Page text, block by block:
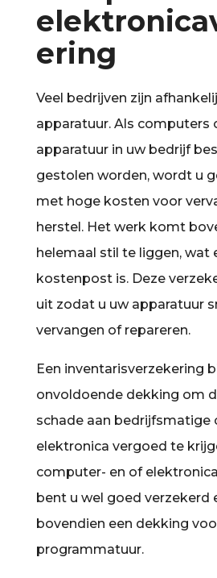
ering
Veel bedrijven zijn
apparatuur. Als computers
apparatuur in uw bedrijf
gestolen worden, wordt u
met hoge kosten voor
herstel. Het werk komt
helemaal stil te liggen, wat
kostenpost is. Deze
uit zodat u uw apparatuur
vervangen of repareren.
Een inventarisverzekering
onvoldoende dekking om
schade aan bedrijfsmatige
elektronica vergoed te
computer- en of
bent u wel goed verzekerd
bovendien een dekking
programmatuur.